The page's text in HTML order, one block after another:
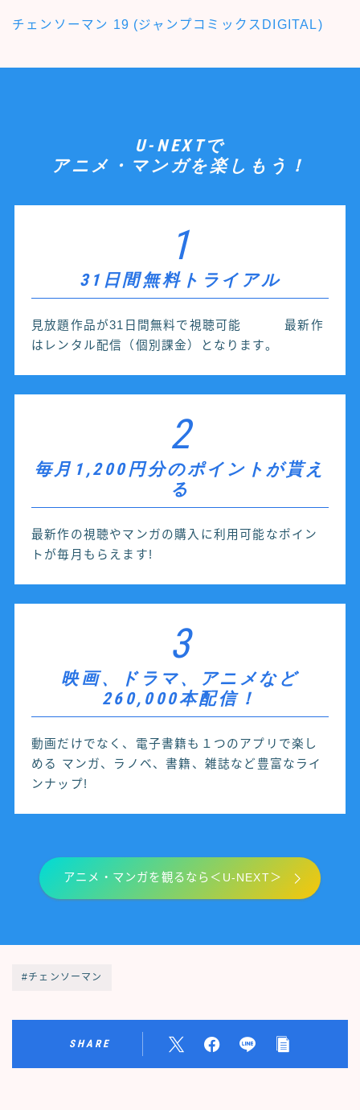
チェンソーマン 19 (ジャンプコミックスDIGITAL)
U-NEXTで
アニメ・マンガを楽しもう！
1
31日間無料トライアル
見放題作品が31日間無料で視聴可能 最新作
はレンタル配信（個別課金）となります。
2
毎月1,200円分のポイントが貰え
る
最新作の視聴やマンガの購入に利用可能なポイン
トが毎月もらえます!
3
映画、ドラマ、アニメなど
260,000本配信！
動画だけでなく、電子書籍も１つのアプリで楽し
める マンガ、ラノベ、書籍、雑誌など豊富なライ
ンナップ!
アニメ・マンガを観るなら＜U-NEXT＞
#チェンソーマン
SHARE